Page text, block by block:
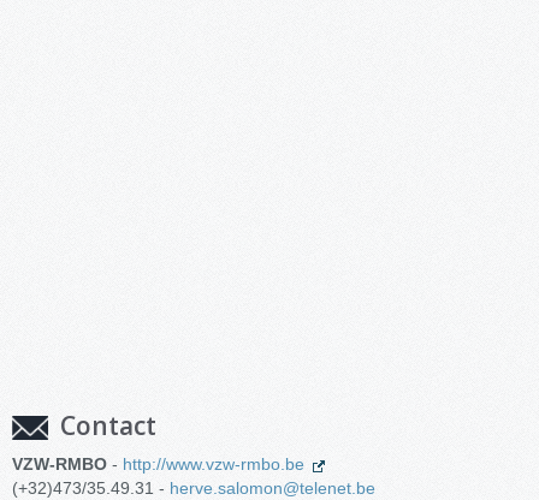
Contact
VZW-RMBO - http://www.vzw-rmbo.be
(+32)473/35.49.31 - herve.salomon@telenet.be